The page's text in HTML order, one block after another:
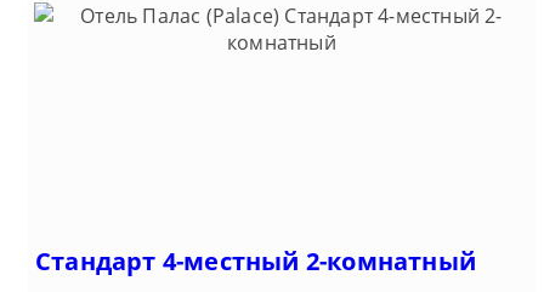
Стандарт 4-местный 2-комнатный